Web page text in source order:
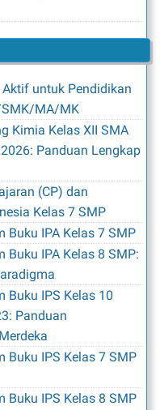
untuk Pendidikan
SMK/MA/MK
Kimia Kelas XII SMA
Panduan Lengkap
(CP) dan
Kelas 7 SMP
Buku IPA Kelas 7 SMP
Buku IPA Kelas 8 SMP:
Buku IPS Kelas 10
Panduan
Buku IPS Kelas 7 SMP
Buku IPS Kelas 8 SMP